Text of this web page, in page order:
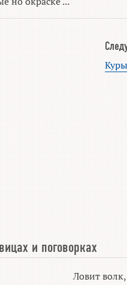
и поговорках
Ловит